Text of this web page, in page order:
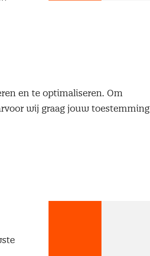
en te optimaliseren. Om
wij graag jouw toestemming